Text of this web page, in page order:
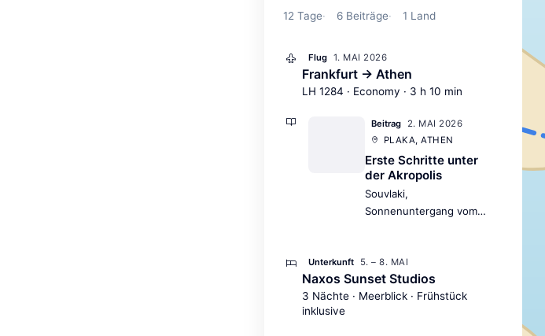
12 Tage 6 Beiträge 1 Land
Flug 1. MAI 2026
Frankfurt → Athen
LH 1284 · Economy · 3 h 10 min
Beitrag
2. MAI 2026
PLAKA, ATHEN
Erste Schritte unter
der Akropolis
Souvlaki,
Sonnenuntergang vom
perfekte Auftakt.
Unterkunft 5. – 8. MAI
Naxos Sunset Studios
3 Nächte · Meerblick · Frühstück
inklusive